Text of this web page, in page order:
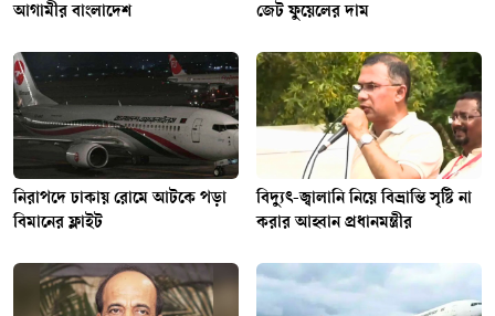
আগামীর বাংলাদেশ
জেট ফুয়েলের দাম
নিরাপদে ঢাকায় রোমে আটকে পড়া
বিমানের ফ্লাইট
বিদ্যুৎ-জ্বালানি নিয়ে বিভ্রান্তি সৃষ্টি না
করার আহ্বান প্রধানমন্ত্রীর